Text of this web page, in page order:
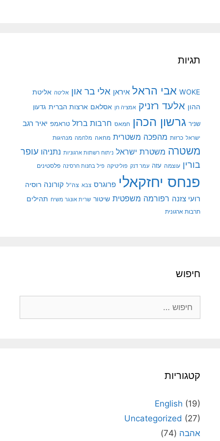
תגיות
WOKE אבי הראל איראן אלי בר און אליטה אליטת
ההון אלעד רזניק אמציה חן אסלאם ארצות הברית גדעון
שניר גרשון הכהן חמאס חרבות ברזל טראמפ יאיר רגב
ישראל כרזות מהפכה משטרית מחאה מלחמה מנהיגות
משטרה משטרת ישראל ניתוח רשתות ארגוניות נתניהו עופר
בורין עוצמה עזה עמר דנק פוליטיקה פיל בחנות חרסינה פלסטינים
פנחס יחזקאלי פרוגרס צבא צה"ל קורונה רוסיה
רועי צזנה רפורמה משפטית שיטור שרית אונגר משיח תהילים
תרבות ארגונית
חיפוש
קטגוריות
English (19)
Uncategorized (27)
אהבה (74)